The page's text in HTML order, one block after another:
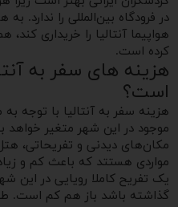
در فرودگاه بین‌المللی را ندارد.
هواپیما آنتالیا را خریداری کند،
کرده است.
هزینه های سفر به
است؟
هزینه سفر به آنتالیا با توجه
موجود در این شهر متغیر خواهد
مکان‌های دیدنی و تفریحاتی،
مواردی هستتد که باعث کم و
یک تفریح کاملا رویایی در این
گذاشته باشد باز هم کم است.